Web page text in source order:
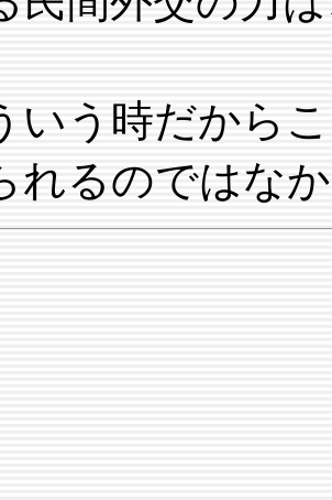
う時だから
れるのではな